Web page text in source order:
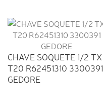
CHAVE SOQUETE 1/2 TX
T20 R62451310 3300391
GEDORE